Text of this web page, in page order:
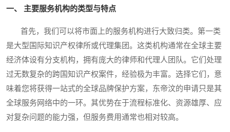
一、 主要服务机构的类型与特点
首先，我们可以将市面上的服务机构进行大致归类。第一类
是大型国际知识产权律所或代理集团。这类机构通常在全球主要
经济体设有分支机构，拥有庞大的律师和代理人团队。它们处理
过无数复杂的跨国知识产权案件，经验极为丰富。选择它们，意
味着您将获得一站式的全球品牌保护方案，东帝汶的申请只是其
全球服务网络中的一环。其优势在于流程标准化、资源雄厚、应
对复杂问题的能力强，但服务费用通常也相对较高。